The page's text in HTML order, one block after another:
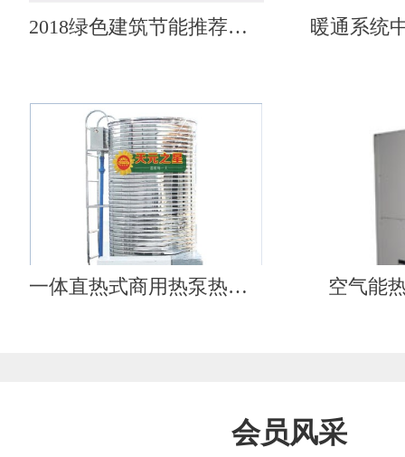
2018绿色建筑节能推荐产品——天舒热泵热水机
一体直热式商用热泵热水器（工质循环） 空气能
会员风采